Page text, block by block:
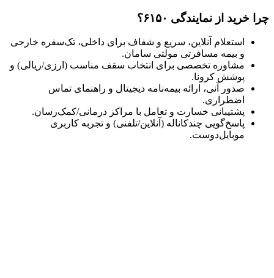
چرا خرید از نمایندگی ۶۱۵۰؟
استعلام آنلاین، سریع و شفاف برای داخلی، تک‌سفره خارجی
و بیمه مسافرتی مولتی سامان.
مشاوره تخصصی برای انتخاب سقف مناسب (ارزی/ریالی) و
پوشش کرونا.
صدور آنی، ارائه بیمه‌نامه دیجیتال و راهنمای تماس
اضطراری.
پشتیبانی خسارت و تعامل با مراکز درمانی/کمک‌رسان.
پاسخ‌گویی چندکاناله (آنلاین/تلفنی) و تجربه کاربری
موبایل‌دوست.